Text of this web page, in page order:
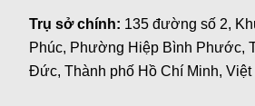
Trụ sở chính: 135 đường số 2,
Phúc, Phường Hiệp Bình Phước,
Đức, Thành phố Hồ Chí Minh, Việt